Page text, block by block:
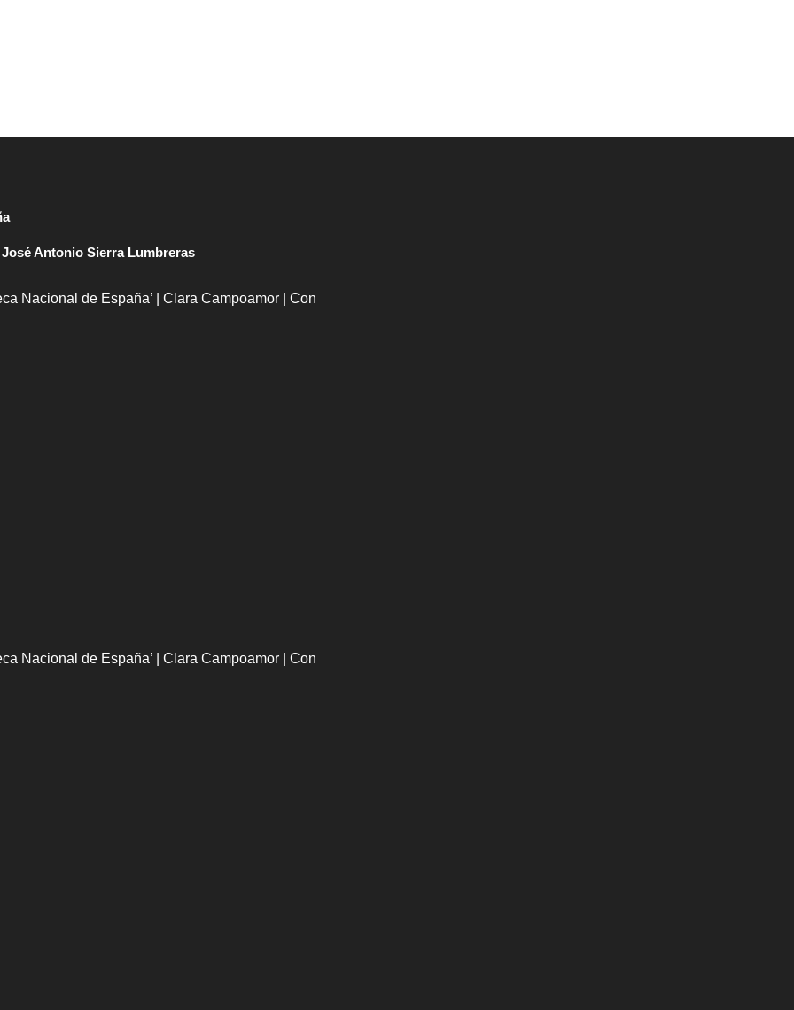
José Antonio Sierra Lumbreras
Nacional de España’ | Clara Campoamor | Con
Nacional de España’ | Clara Campoamor | Con